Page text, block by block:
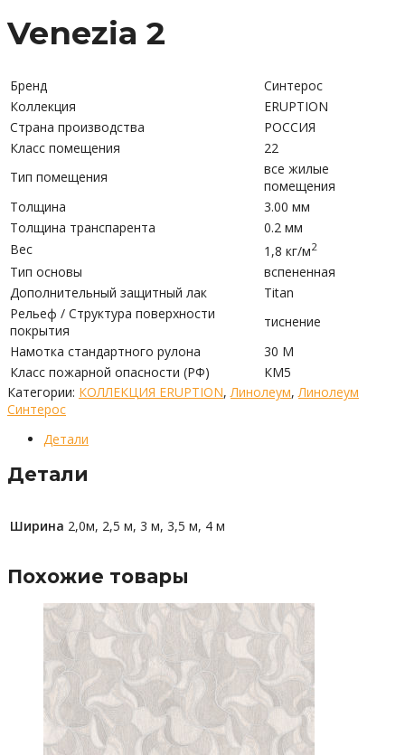
Venezia 2
Бренд
Синтерос
Коллекция
ERUPTION
Страна производства
РОССИЯ
Класс помещения
22
Тип помещения
все жилые
помещения
Толщина
3.00 мм
Толщина транспарента
0.2 мм
Вес
1,8 кг/м2
Тип основы
вспененная
Дополнительный защитный лак
Titan
Рельеф / Структура поверхности
покрытия
тиснение
Намотка стандартного рулона
30 М
Класс пожарной опасности (РФ)
КМ5
Категории: КОЛЛЕКЦИЯ ERUPTION, Линолеум, Линолеум
Синтерос
Детали
Детали
Ширина 2,0м, 2,5 м, 3 м, 3,5 м, 4 м
Похожие товары